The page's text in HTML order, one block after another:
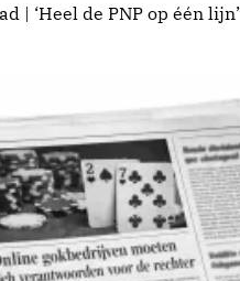
| ‘Heel de PNP op één lijn’